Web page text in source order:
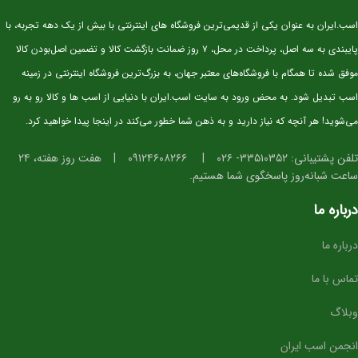
⭐ مشخصات کلی
سن:۲.۵ سال
نژاد:
کاربری آتی:پرش، مسابقات جوان‌ها، تربیت پایه
وضعیت: وارداتی، دوسَر (پدر و مادر خارجی)، سلامت کامل
خلق‌وخو:آرام، باهوش، اجتماعی و آموزش‌پذیر
⭐ ویژگی‌های فیزیکی و عملکردی
استخوان‌بندی قوی و مناسب برای کار پرشی
تمرکز بالا و واکنش سریع در محیط‌های جدید
ساختار بدنی استاندارد برای پرورش به سطح حرفه‌ای
⭐ مناسب برای چه افرادی؟
اسب.ایران به عنوان یکی از قدیمی‌ترین فروشگاه های اینترنتی با بیش از یک دهه تجربه، با
پایبندی به سه اصل، پرداخت در محل، ۷ روز ضمانت بازگشت کالا و تضمین اصل‌بودن کالا
موفق شده تا همگام با فروشگاه‌های معتبر جهان، به بزرگ‌ترین فروشگاه اینترنتی در زمینه
اسب تبدیل شود. به محض ورود به سایت اسب.ایران با دنیایی از اسب ها و کالا رو به رو
می‌شوید! هر آنچه که نیاز دارید و به ذهن شما خطور می‌کند در اینجا پیدا خواهید کرد.
تلفن پشتیبانی: ۳۳۵۱۰۳۵۲- ۰۲۶ |
|
هفت روز هفته، ۲۴
ساعت شبانه‌روز پاسخگوی شما هستیم.
درباره ما
درباره ما
تماس با ما
وبلاگ
انجمن اسب ایران